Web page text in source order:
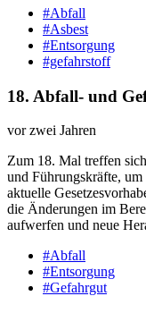
#Abfall
#Asbest
#Entsorgung
#gefahrstoff
18. Abfall-​ und
vor zwei Jahren
Zum 18. Mal treffen
und Führungskräfte,
aktuelle
die Änderungen im
aufwerfen und neue
#Abfall
#Entsorgung
#Gefahrgut